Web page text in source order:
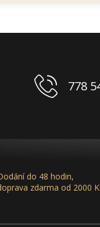
778
do 48 hodin,
zdarma od 2000